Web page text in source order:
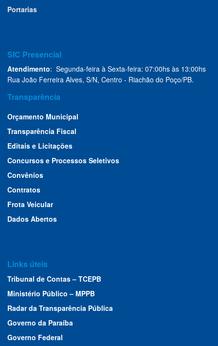
Portarias
SIC Presencial
Atendimento: Segunda-feira à Sexta-feira: 07:00hs às 13:00hs
Rua João Ferreira Alves, S/N, Centro - Riachão do Poço/PB.
Transparência
Orçamento Municipal
Transparência Fiscal
Editais e Licitações
Concursos e Processos Seletivos
Convênios
Contratos
Frota Veicular
Dados Abertos
Links úteis
Tribunal de Contas – TCEPB
Ministério Público – MPPB
Radar da Transparência Pública
Governo da Paraíba
Governo Federal